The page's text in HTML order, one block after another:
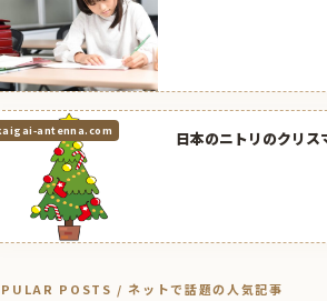
antenna.com 日本のニトリのクリス
POSTS / ネットで話題の人気記事